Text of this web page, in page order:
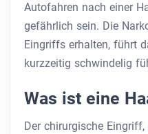
Autofahren nach einer
gefährlich sein. Die
Eingriffs erhalten, führt
kurzzeitig schwindelig
Was ist eine
Der chirurgische